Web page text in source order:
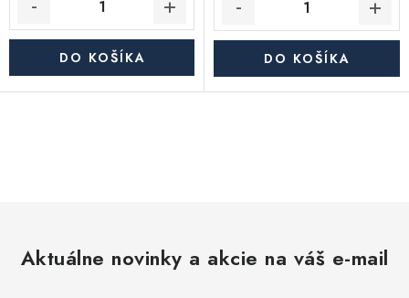
DO KOŠÍKA DO KOŠÍKA
Aktuálne novinky a akcie na váš e-mail